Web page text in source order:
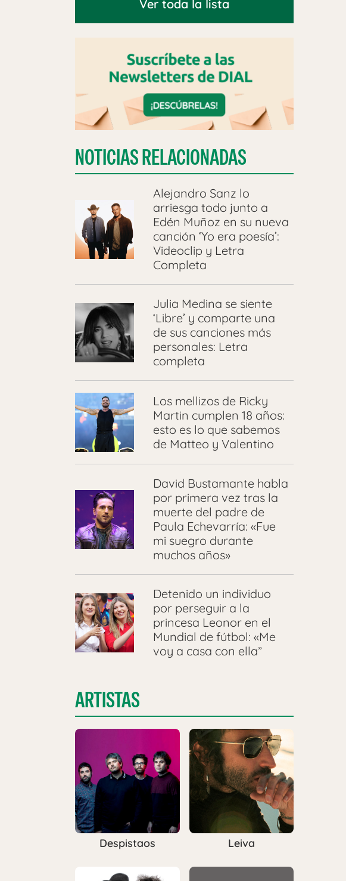
Ver toda la lista
NOTICIAS RELACIONADAS
Alejandro Sanz lo
arriesga todo junto a
Edén Muñoz en su nueva
canción ‘Yo era poesía’:
Videoclip y Letra
Completa
Julia Medina se siente
‘Libre’ y comparte una
de sus canciones más
personales: Letra
completa
Los mellizos de Ricky
Martin cumplen 18 años:
esto es lo que sabemos
de Matteo y Valentino
David Bustamante habla
por primera vez tras la
muerte del padre de
Paula Echevarría: «Fue
mi suegro durante
muchos años»
Detenido un individuo
por perseguir a la
princesa Leonor en el
Mundial de fútbol: «Me
voy a casa con ella”
ARTISTAS
Despistaos Leiva